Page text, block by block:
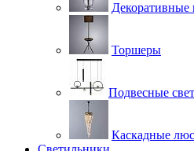
Декоративные
Торшеры
Подвесные
Каскадные